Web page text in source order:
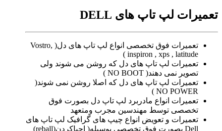
تعمیرات لپ تاپ های DELL
تعمیرات فوق تخصصی انواع لپ تاپ های دل( Vostro,
inspiron , xps , latitude )
تعمیرات لپ تاپ های دل که روشن می شوند ولی
تصویر نمی دهند( NO BOOT )
تعمیرات لپ تاپ های دل که اصلا روشن نمی شوند(
NO POWER )
تعمیرات انواع مادربرد لپ تاپ دل بصورت فوق
تخصصی توسط مهندسین مجرب ومتعهد
تعمیرات و تعویض انواع چیپ های گرافیک لپ تاپ های
Dell بصورت فوق تخصصی بوسیله( احیاکردن(reball)